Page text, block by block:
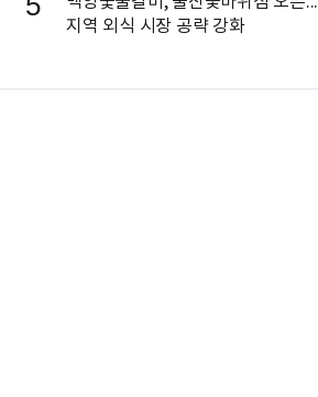
지역 외식 시장 공략 강화